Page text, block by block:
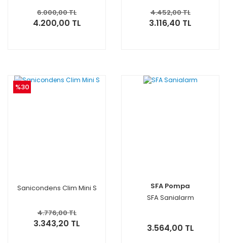
6.000,00 TL
4.200,00 TL
4.452,00 TL
3.116,40 TL
%30
Sanicondens Clim Mini S
4.776,00 TL
3.343,20 TL
SFA Pompa
SFA Sanialarm
3.564,00 TL